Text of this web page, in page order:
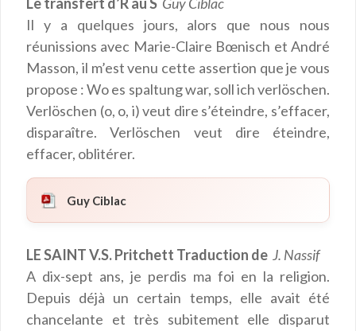
Il y a quelques jours, alors que nous nous
réunissions avec Marie-Claire Bœnisch et André
Masson, il m’est venu cette assertion que je vous
propose : Wo es spaltung war, soll ich verlöschen.
Verlöschen (o, o, i) veut dire s’éteindre, s’effacer,
disparaître. Verlöschen veut dire éteindre,
effacer, oblitérer.
Guy Ciblac
LE SAINT V.S. Pritchett Traduction de J. Nassif
A dix-sept ans, je perdis ma foi en la religion.
Depuis déjà un certain temps, elle avait été
chancelante et très subitement elle disparut